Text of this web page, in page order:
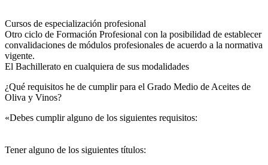
Cursos de especialización profesional
Otro ciclo de Formación Profesional con la posibilidad de establecer
convalidaciones de módulos profesionales de acuerdo a la normativa
vigente.
El Bachillerato en cualquiera de sus modalidades
¿Qué requisitos he de cumplir para el Grado Medio de Aceites de
Oliva y Vinos?
«Debes cumplir alguno de los siguientes requisitos:
Tener alguno de los siguientes títulos: